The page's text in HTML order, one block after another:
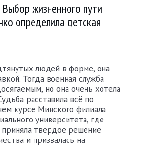
жизненного пути
определила детская
людей в форме, она
Тогда военная служба
но она очень хотела
расставила всё по
курсе Минского филиала
университета, где
приняла твердое решение
и призвалась на